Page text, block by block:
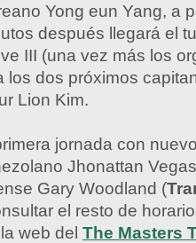
Yong eun Yang, a
después llegará el
III (una vez más los
los dos próximos
Lion Kim.
jornada con
Jhonattan
Gary Woodland (
el resto de
web del The Masters